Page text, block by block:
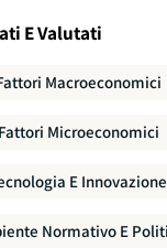
E Valutati
Macroeconomici
Fattori Microeconomici
E Innovazione
Normativo E